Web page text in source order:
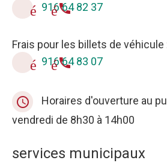
téléphone
916 64 82 37
Frais pour les billets de véhicule
téléphone
916 64 83 07
query_builder
Horaires d'ouverture au
vendredi de 8h30 à 14h00
services municipaux